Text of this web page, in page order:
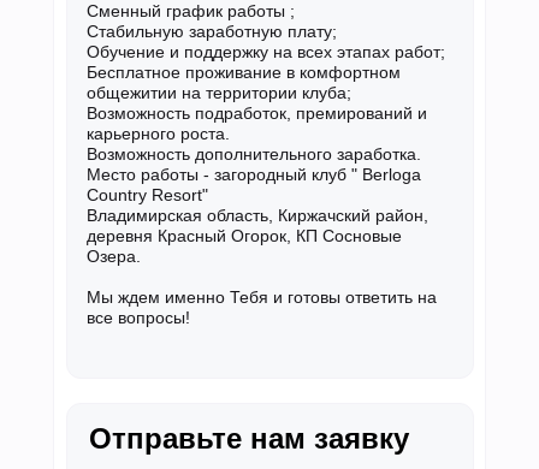
Сменный график работы ;
Стабильную заработную плату;
Обучение и поддержку на всех этапах работ;
Бесплатное проживание в комфортном
общежитии на территории клуба;
Возможность подработок, премирований и
карьерного роста.
Возможность дополнительного заработка.
Место работы - загородный клуб " Berloga
Country Resort"
Владимирская область, Киржачский район,
деревня Красный Огорок, КП Сосновые
Озера.
Мы ждем именно Тебя и готовы ответить на
все вопросы!
Отправьте нам заявку